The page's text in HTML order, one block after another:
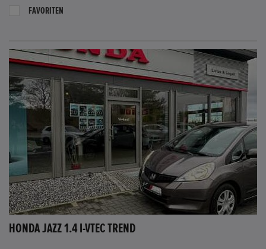
FAVORITEN
HONDA JAZZ 1.4 I-VTEC TREND